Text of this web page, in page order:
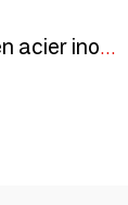
Boîte à thé de 284 ml en acier inoxydable - collection Sui / YOSHIKAWA